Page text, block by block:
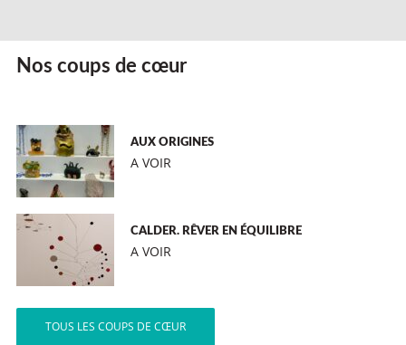
Nos coups de cœur
AUX ORIGINES
A VOIR
CALDER. RÊVER EN ÉQUILIBRE
A VOIR
TOUS LES COUPS DE CŒUR